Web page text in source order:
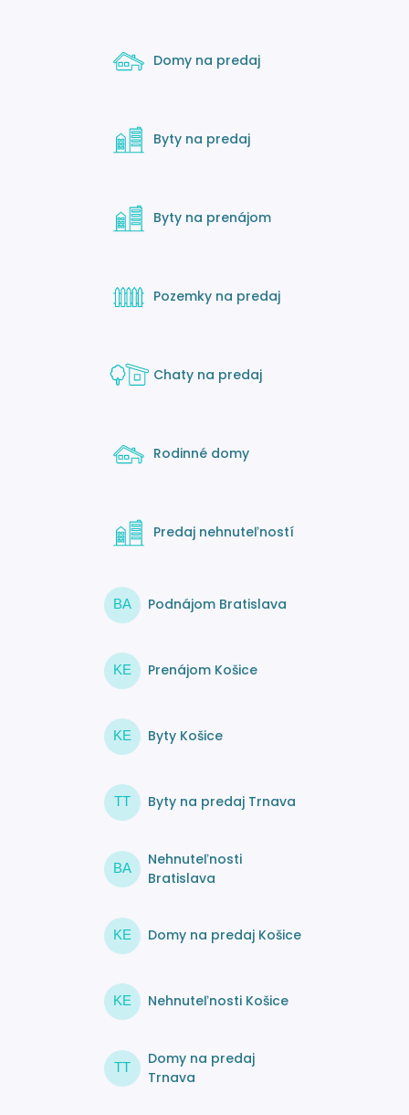
Domy na predaj
Byty na predaj
Byty na prenájom
Pozemky na predaj
Chaty na predaj
Rodinné domy
Predaj nehnuteľností
BA Podnájom Bratislava
KE Prenájom Košice
KE Byty Košice
TT Byty na predaj Trnava
BA
Nehnuteľnosti
Bratislava
KE Domy na predaj Košice
KE Nehnuteľnosti Košice
TT
Domy na predaj
Trnava